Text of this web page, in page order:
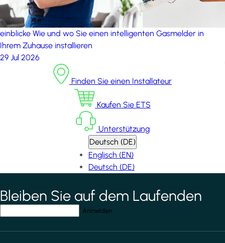
einblicke Wie und wo Sie einen intelligenten Gasmelder in
Ihrem Zuhause installieren
29 Jul 2026
Finden Sie einen Installateur
Kaufen Sie ETS
Unterstützung
Deutsch (DE)
Englisch (EN)
Deutsch (DE)
*indicates required field
Bleiben Sie auf dem Laufenden